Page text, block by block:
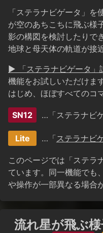
「ステラナビゲータ」
が空のあちこちに飛ぶ様
影の構図を検討したりで
地球と母天体の軌道が接
▶ 「ステラナビゲータ」
機能をお試しいただけま
はじめ、ほぼすべてのコ
SN12 …「ステラナビ
Lite …「ステラナビ
このページでは「ステラ
ています。同一機能でも
や操作が一部異なる場合
流れ星が飛ぶ